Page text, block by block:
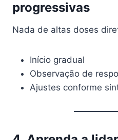
progressivas
Nada de altas doses
Início gradual
Observação de
Ajustes conforme